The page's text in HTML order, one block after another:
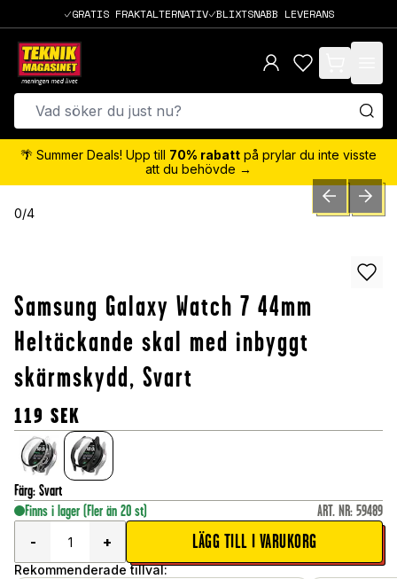
GRATIS FRAKTALTERNATIV BLIXTSNABB LEVERANS
items in cart,
🌴 Summer Deals! Upp till 70% rabatt på prylar du inte visste
att du behövde →
0/4 PREVIOUSNEXT
Samsung Galaxy Watch 7 44mm
Heltäckande skal med inbyggt
skärmskydd, Svart
119 SEK
Färg: Svart
Finns i lager (Fler än 20 st) ART. NR: 59489
-
+ LÄGG TILL I VARUKORG
Rekommenderade tillval: